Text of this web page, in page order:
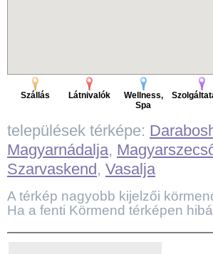
Szállás Látnivalók
Wellness,
Spa
települések térképe:
Magyarnádalja,
Szarvaskend, Vasalja
A térkép nagyobb kijelzői
Ha a fenti Körmend térképen